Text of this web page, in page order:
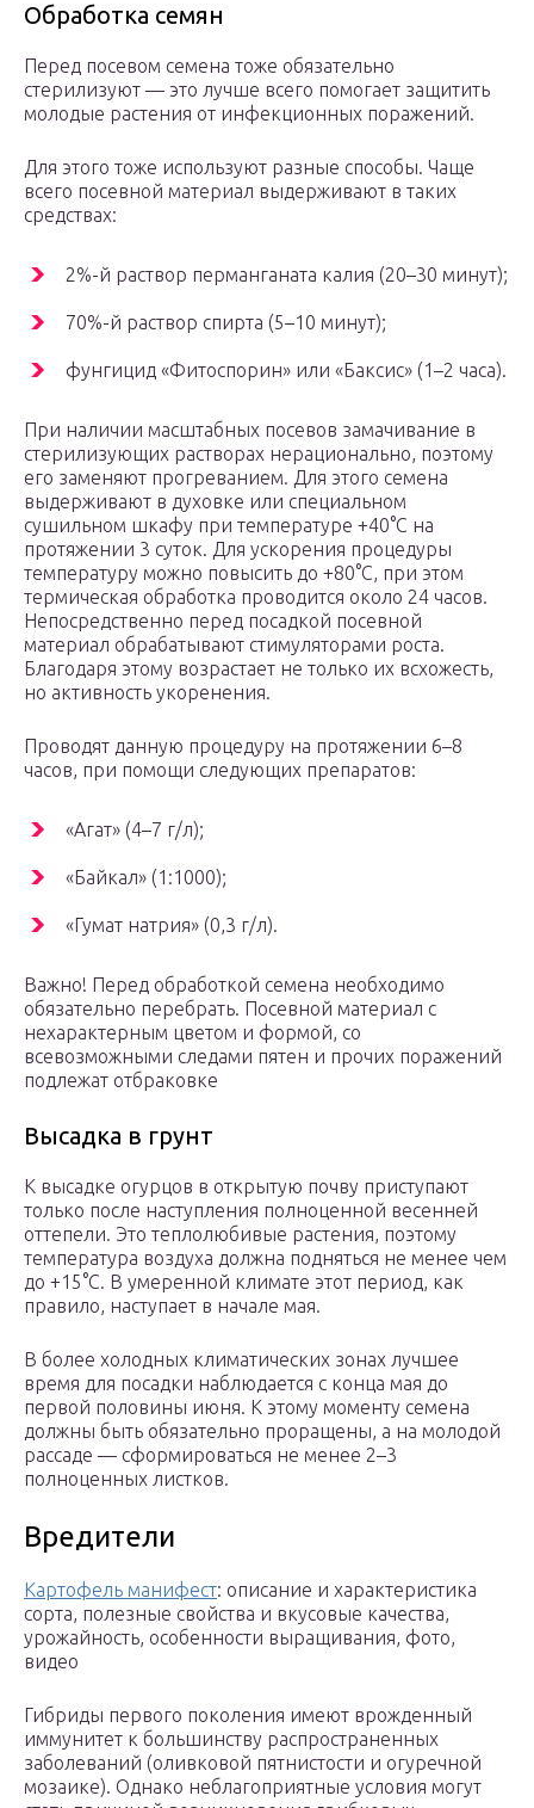
Обработка семян
Перед посевом семена тоже обязательно
стерилизуют — это лучше всего помогает защитить
молодые растения от инфекционных поражений.
Для этого тоже используют разные способы. Чаще
всего посевной материал выдерживают в таких
средствах:
2%-й раствор перманганата калия (20–30 минут);
70%-й раствор спирта (5–10 минут);
фунгицид «Фитоспорин» или «Баксис» (1–2 часа).
При наличии масштабных посевов замачивание в
стерилизующих растворах нерационально, поэтому
его заменяют прогреванием. Для этого семена
выдерживают в духовке или специальном
сушильном шкафу при температуре +40°С на
протяжении 3 суток. Для ускорения процедуры
температуру можно повысить до +80°С, при этом
термическая обработка проводится около 24 часов.
Непосредственно перед посадкой посевной
материал обрабатывают стимуляторами роста.
Благодаря этому возрастает не только их всхожесть,
но активность укоренения.
Проводят данную процедуру на протяжении 6–8
часов, при помощи следующих препаратов:
«Агат» (4–7 г/л);
«Байкал» (1:1000);
«Гумат натрия» (0,3 г/л).
Важно! Перед обработкой семена необходимо
обязательно перебрать. Посевной материал с
нехарактерным цветом и формой, со
всевозможными следами пятен и прочих поражений
подлежат отбраковке
Высадка в грунт
К высадке огурцов в открытую почву приступают
только после наступления полноценной весенней
оттепели. Это теплолюбивые растения, поэтому
температура воздуха должна подняться не менее чем
до +15°С. В умеренной климате этот период, как
правило, наступает в начале мая.
В более холодных климатических зонах лучшее
время для посадки наблюдается с конца мая до
первой половины июня. К этому моменту семена
должны быть обязательно проращены, а на молодой
рассаде — сформироваться не менее 2–3
полноценных листков.
Вредители
Картофель манифест: описание и характеристика
сорта, полезные свойства и вкусовые качества,
урожайность, особенности выращивания, фото,
видео
Гибриды первого поколения имеют врожденный
иммунитет к большинству распространенных
заболеваний (оливковой пятнистости и огуречной
мозаике). Однако неблагоприятные условия могут